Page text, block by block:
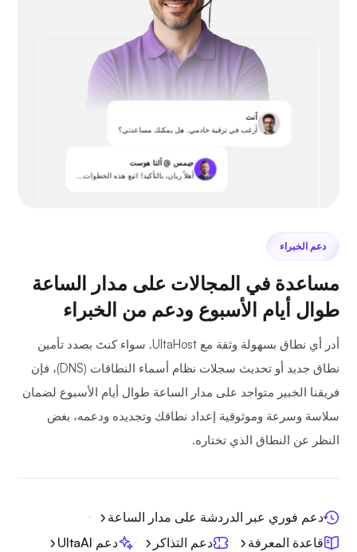
أنت
أرغب في ترقية خادمي. هل يمكنك مساعدتي؟
جيمس @ ألتا هوست
أهلاً ريان، بالتأكيد! اتبع هذه الخطوات...
دعم الخبراء
مساعدة في المجالات على مدار الساعة
طوال أيام الأسبوع ودعم من الخبراء
أدر أي نطاق بسهولة وثقة مع UltaHost. سواء كنتَ بصدد تأمين
نطاق جديد أو تحديث سجلات نظام أسماء النطاقات (DNS)، فإن
فريقنا الخبير متواجد على مدار الساعة طوال أيام الأسبوع لضمان
سلاسة وسرعة وموثوقية إعداد نطاقك وتجديده ودعمه، بغض
النظر عن النطاق الذي تختاره.
دعم فوري عبر الدردشة على مدار الساعة
قاعدة المعرفة
دعم التذاكر دعم UltaAI